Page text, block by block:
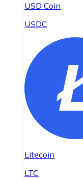
USD Coin
USDC
Litecoin
LTC